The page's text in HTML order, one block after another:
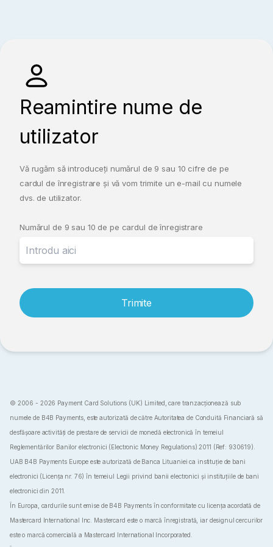
Reamintire nume de
utilizator
Vă rugăm să introduceți numărul de 9 sau 10 cifre de pe
cardul de înregistrare și vă vom trimite un e-mail cu numele
dvs. de utilizator.
Numărul de 9 sau 10 de pe cardul de înregistrare
Trimite
© 2006 - 2026 Payment Card Solutions (UK) Limited, care tranzacționează sub
numele de B4B Payments, este autorizată de către Autoritatea de Conduită Financiară să
desfășoare activități de prestare de servicii de monedă electronică în temeiul
Reglementărilor Banilor electronici (Electronic Money Regulations) 2011 (Ref: 930619).
UAB B4B Payments Europe este autorizată de Banca Lituaniei ca instituție de bani
electronici (Licența nr. 76) în temeiul Legii privind banii electronici și instituțiile de bani
electronici din 2011.
În Europa, cardurile sunt emise de B4B Payments în conformitate cu licența acordată de
Mastercard International Inc. Mastercard este o marcă înregistrată, iar designul cercurilor
este o marcă comercială a Mastercard International Incorporated.